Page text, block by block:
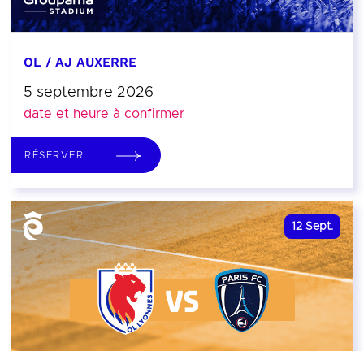
OL / AJ AUXERRE
5 septembre 2026
date et heure à confirmer
RÉSERVER
12 Sept.